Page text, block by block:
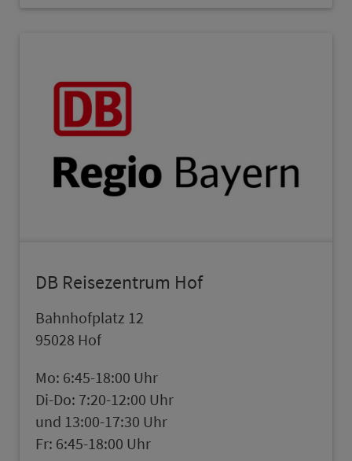
DB Reisezentrum Hof
Bahn­hofplatz 12
95028 Hof
Mo: 6:45-18:00 Uhr
Di-Do: 7:20-12:00 Uhr
und 13:00-17:30 Uhr
Fr: 6:45-18:00 Uhr